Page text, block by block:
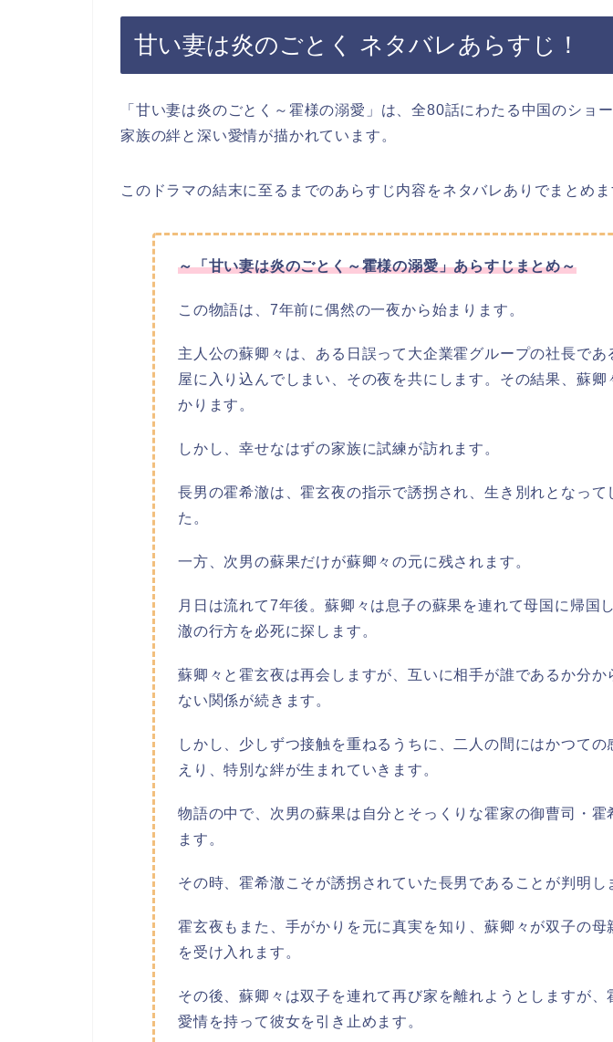
甘い妻は炎のごとく ネタバレあらすじ！
「甘い妻は炎のごとく～霍様の溺愛」は、全80話にわたる中国のショ
家族の絆と深い愛情が描かれています。
このドラマの結末に至るまでのあらすじ内容をネタバレありでまとめま
～「甘い妻は炎のごとく～霍様の溺愛」あらすじまとめ～
この物語は、7年前に偶然の一夜から始まります。
主人公の蘇卿々は、ある日誤って大企業霍グループの社長であ
屋に入り込んでしまい、その夜を共にします。その結果、蘇卿
かります。
しかし、幸せなはずの家族に試練が訪れます。
長男の霍希澈は、霍玄夜の指示で誘拐され、生き別れとなって
た。
一方、次男の蘇果だけが蘇卿々の元に残されます。
月日は流れて7年後。蘇卿々は息子の蘇果を連れて母国に帰国
澈の行方を必死に探します。
蘇卿々と霍玄夜は再会しますが、互いに相手が誰であるか分か
ない関係が続きます。
しかし、少しずつ接触を重ねるうちに、二人の間にはかつての
えり、特別な絆が生まれていきます。
物語の中で、次男の蘇果は自分とそっくりな霍家の御曹司・霍
ます。
その時、霍希澈こそが誘拐されていた長男であることが判明し
霍玄夜もまた、手がかりを元に真実を知り、蘇卿々が双子の母
を受け入れます。
その後、蘇卿々は双子を連れて再び家を離れようとしますが、
愛情を持って彼女を引き止めます。